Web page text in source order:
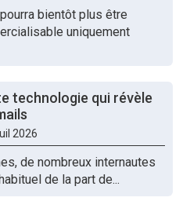
bientôt plus être
uniquement
technologie qui révèle
2026
de nombreux internautes
de la part de...